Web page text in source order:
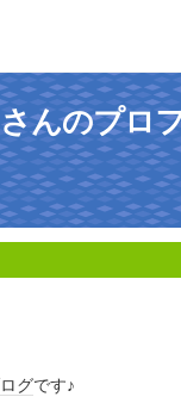
んのプロ
グです♪